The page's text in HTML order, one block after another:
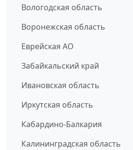
Вологодская область
Воронежская область
Еврейская АО
Забайкальский край
Ивановская область
Иркутская область
Кабардино-Балкария
Калининградская область